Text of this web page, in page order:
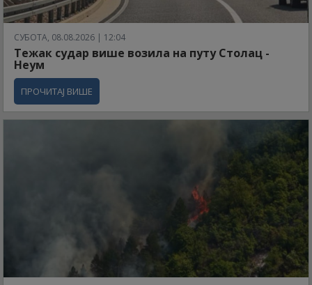
СУБОТА, 08.08.2026 | 12:04
Тежак судар више возила на путу Столац -
Неум
ПРОЧИТАЈ ВИШЕ